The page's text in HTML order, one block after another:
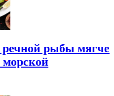
речной рыбы мягче
морской